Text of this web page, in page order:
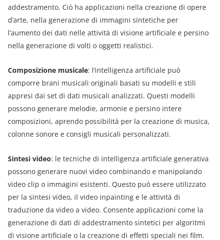
addestramento. Ciò ha applicazioni nella creazione di opere
d’arte, nella generazione di immagini sintetiche per
l’aumento dei dati nelle attività di visione artificiale e persino
nella generazione di volti o oggetti realistici.
Composizione musicale: l’intelligenza artificiale può
comporre brani musicali originali basati su modelli e stili
appresi dai set di dati musicali analizzati. Questi modelli
possono generare melodie, armonie e persino intere
composizioni, aprendo possibilità per la creazione di musica,
colonne sonore e consigli musicali personalizzati.
Sintesi video: le tecniche di intelligenza artificiale generativa
possono generare nuovi video combinando e manipolando
video clip o immagini esistenti. Questo può essere utilizzato
per la sintesi video, il video inpainting e le attività di
traduzione da video a video. Consente applicazioni come la
generazione di dati di addestramento sintetici per algoritmi
di visione artificiale o la creazione di effetti speciali nei film.